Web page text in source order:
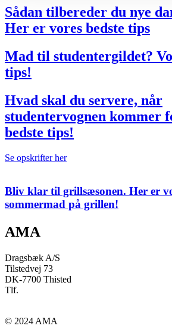
Sådan tilbereder du nye
Her er vores bedste tips
Mad til studentergildet?
tips!
Hvad skal du servere, når
studentervognen kommer
bedste tips!
Se opskrifter her
Bliv klar til grillsæsonen. Her er
sommermad på grillen!
AMA
Dragsbæk A/S
Tilstedvej 73
DK-7700 Thisted
Tlf.
© 2024 AMA